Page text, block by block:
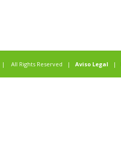
| All Rights Reserved | Aviso Legal |